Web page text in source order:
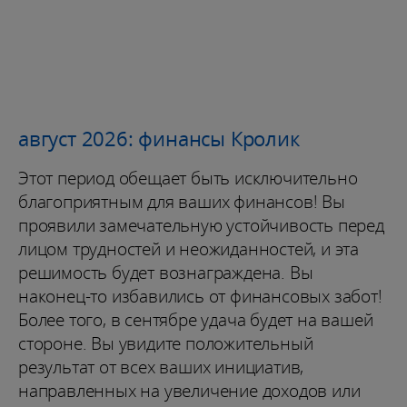
август 2026: финансы Кролик
Этот период обещает быть исключительно
благоприятным для ваших финансов! Вы
проявили замечательную устойчивость перед
лицом трудностей и неожиданностей, и эта
решимость будет вознаграждена. Вы
наконец-то избавились от финансовых забот!
Более того, в сентябре удача будет на вашей
стороне. Вы увидите положительный
результат от всех ваших инициатив,
направленных на увеличение доходов или